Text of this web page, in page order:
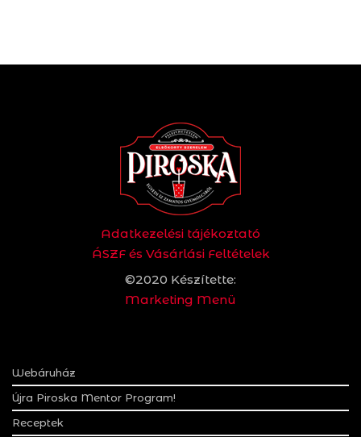
Adatkezelési tájékoztató
ÁSZF és Vásárlási Feltételek
©2020 Készítette:
Marketing Menü
Webáruház
Újra Piroska Mentor Program!
Receptek